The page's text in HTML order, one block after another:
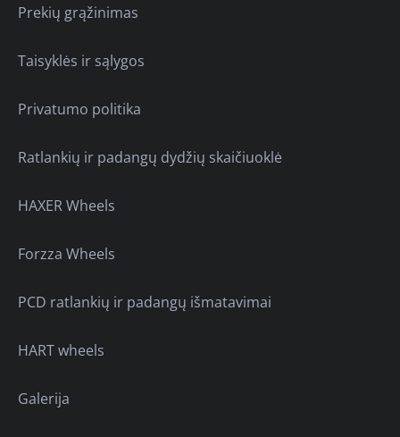
Prekių grąžinimas
Taisyklės ir sąlygos
Privatumo politika
Ratlankių ir padangų dydžių skaičiuoklė
HAXER Wheels
Forzza Wheels
PCD ratlankių ir padangų išmatavimai
HART wheels
Galerija